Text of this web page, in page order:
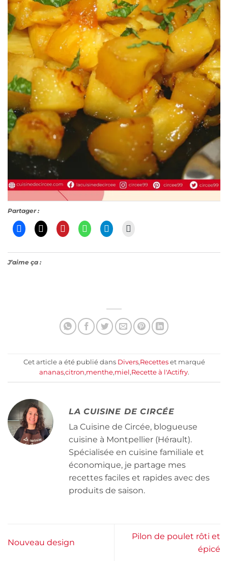
Partager :
J’aime ça :
Cet article a été publié dans Divers,Recetteset marqué
ananas,citron,menthe,miel,Recette à l'Actifry.
LA CUISINE DE CIRCÉE
La Cuisine de Circée, blogueuse
cuisine à Montpellier (Hérault).
Spécialisée en cuisine familiale et
économique, je partage mes
recettes faciles et rapides avec des
produits de saison.
Nouveau design
Pilon de poulet rôti et
épicé